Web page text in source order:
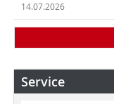
14.07.2026
Service